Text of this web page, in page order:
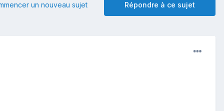
Répondre à ce sujet
un nouveau sujet